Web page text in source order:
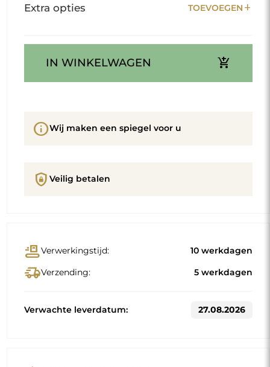
Extra opties TOEVOEGEN add
IN WINKELWAGEN add_shopping_cart
infoWij maken een spiegel voor u
shield_lock Veilig betalen
conveyor_beltVerwerkingstijd: 10 werkdagen
delivery_truck_speedVerzending: 5 werkdagen
Verwachte leverdatum: 27.08.2026